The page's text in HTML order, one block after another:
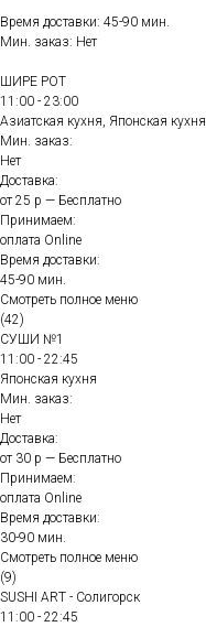
Время доставки: 45-90 мин.
Мин. заказ: Нет
ШИРЕ РОТ
11:00 - 23:00
Азиатская кухня, Японская кухня
Мин. заказ:
Нет
Доставка:
от 25 р — Бесплатно
Принимаем:
оплата Online
Время доставки:
45-90 мин.
Смотреть полное меню
(42)
СУШИ №1
11:00 - 22:45
Японская кухня
Мин. заказ:
Нет
Доставка:
от 30 р — Бесплатно
Принимаем:
оплата Online
Время доставки:
30-90 мин.
Смотреть полное меню
(9)
SUSHI ART - Солигорск
11:00 - 22:45